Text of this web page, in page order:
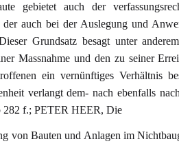
gebietet auch der
auch bei der Auslegung und
Grundsatz besagt unter
Massnahme und den zu seiner
ein vernünftiges Verhältnis
verlangt dem- nach ebenfalls
282 f.; PETER HEER, Die
von Bauten und Anlagen im